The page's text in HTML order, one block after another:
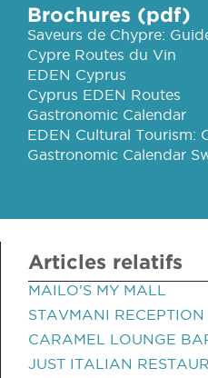
Brochures (pdf)
Saveurs de Chypre:
Cypre Routes du Vin
EDEN Cyprus
Cyprus EDEN Routes
Gastronomic Calendar
EDEN Cultural Tourism:
Gastronomic Calendar
Articles relatifs
MAILO'S MY MALL
STAVMANI RECEPTION
CARAMEL LOUNGE
JUST ITALIAN